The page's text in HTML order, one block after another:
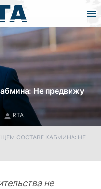
Не предвижу
RTA
СОСТАВЕ КАБМИНА: НЕ
не